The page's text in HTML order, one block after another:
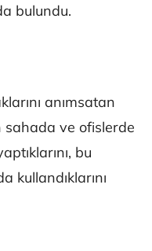
bulundu.
anımsatan
sahada ve ofislerde
bu
kullandıklarını